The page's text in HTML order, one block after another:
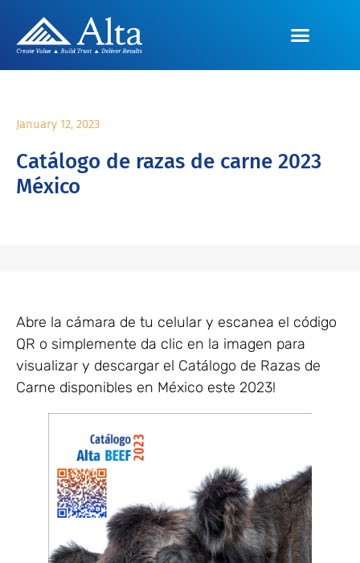
January 12, 2023
Catálogo de razas de carne 2023
México
Abre la cámara de tu celular y escanea el código
QR o simplemente da clic en la imagen para
visualizar y descargar el Catálogo de Razas de
Carne disponibles en México este 2023!